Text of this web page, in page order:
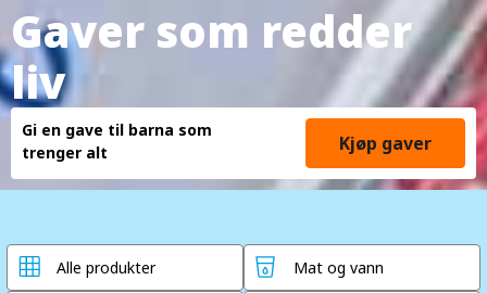
Gaver som redder
liv
Gi en gave til barna som
trenger alt
Kjøp gaver
Alle produkter Mat og vann